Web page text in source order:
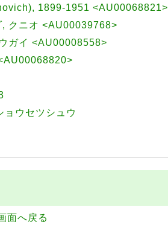
1899-1951 <AU00068821>
クニオ <AU00039768>
ガイ <AU00008558>
ウセツシュウ
面へ戻る